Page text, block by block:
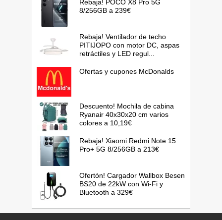
Rebaja! POCO X8 Pro 5G
8/256GB a 239€
Rebaja! Ventilador de techo
PITIJOPO con motor DC, aspas
retráctiles y LED regul...
Ofertas y cupones McDonalds
Descuento! Mochila de cabina
Ryanair 40x30x20 cm varios
colores a 10,19€
Rebaja! Xiaomi Redmi Note 15
Pro+ 5G 8/256GB a 213€
Ofertón! Cargador Wallbox Besen
BS20 de 22kW con Wi-Fi y
Bluetooth a 329€